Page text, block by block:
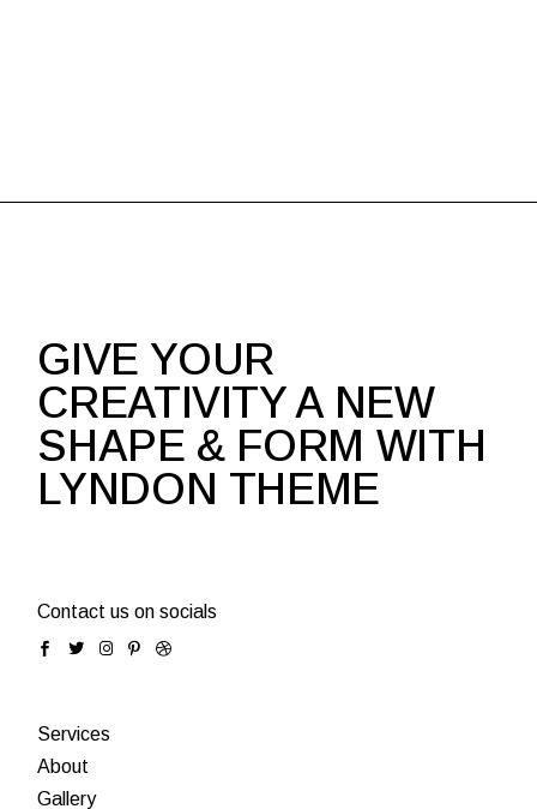
GIVE YOUR
CREATIVITY A NEW
SHAPE & FORM WITH
LYNDON THEME
Contact us on socials
Services
About
Gallery